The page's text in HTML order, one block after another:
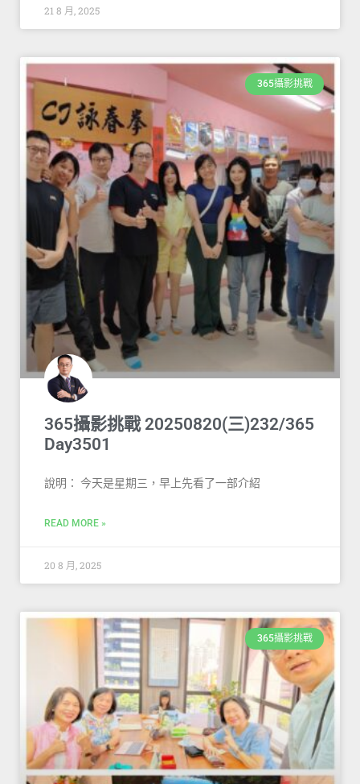
21 8 月, 2025
365攝影挑戰
365攝影挑戰 20250820(三)232/365
Day3501
說明： 今天是星期三，早上先看了一部介紹
READ MORE »
20 8 月, 2025
365攝影挑戰